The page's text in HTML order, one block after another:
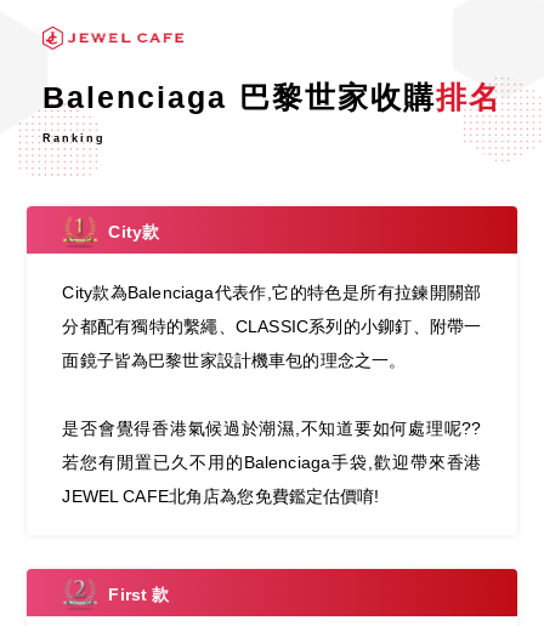
Balenciaga 巴黎世家收購排名
Ranking
City款
City款為Balenciaga代表作,它的特色是所有拉鍊開關部
分都配有獨特的繫繩、CLASSIC系列的小鉚釘、附帶一
面鏡子皆為巴黎世家設計機車包的理念之一。
是否會覺得香港氣候過於潮濕,不知道要如何處理呢??
若您有閒置已久不用的Balenciaga手袋,歡迎帶來香港
JEWEL CAFE北角店為您免費鑑定估價唷!
First 款